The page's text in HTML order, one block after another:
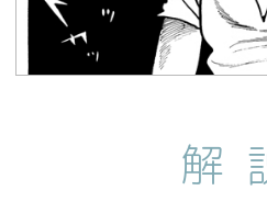
解